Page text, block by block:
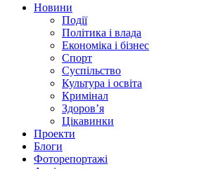
Новини
Події
Політика і влада
Економіка і бізнес
Спорт
Суспільство
Культура і освіта
Кримінал
Здоров’я
Цікавинки
Проекти
Блоги
Фоторепортажі